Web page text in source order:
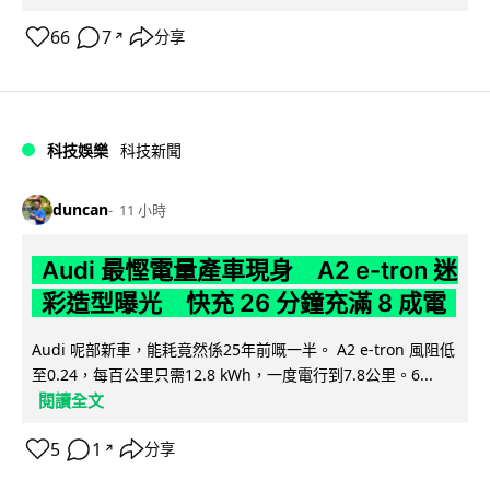
66 7 ↗ 分享
科技娛樂 科技新聞
duncan 11 小時
Audi 最慳電量產車現身 A2 e-tron 迷
彩造型曝光 快充 26 分鐘充滿 8 成電
Audi 呢部新車，能耗竟然係25年前嘅一半。 A2 e-tron 風阻低
至0.24，每百公里只需12.8 kWh，一度電行到7.8公里。6...
閱讀全文
5 1 ↗ 分享